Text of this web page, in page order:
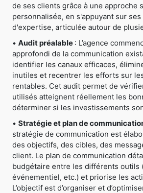
de ses clients grâce à une approche
personnalisée, en s'appuyant sur ses
d'expertise, articulée autour de
• Audit préalable : L’agence
approfondi de la communication
identifier les canaux efficaces,
inutiles et recentrer les efforts sur
rentables. Cet audit permet de
utilisés atteignent réellement les
déterminer si les investissements
• Stratégie et plan de
stratégie de communication est
des objectifs, des cibles, des
client. Le plan de communication
budgétaire entre les différents outils
événementiel, etc.) et priorise les
L’objectif est d’organiser et